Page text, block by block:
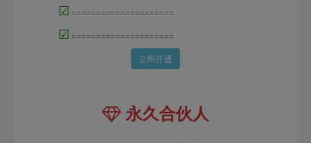
☑ =====================
☑ =====================
立即开通
永久合伙人